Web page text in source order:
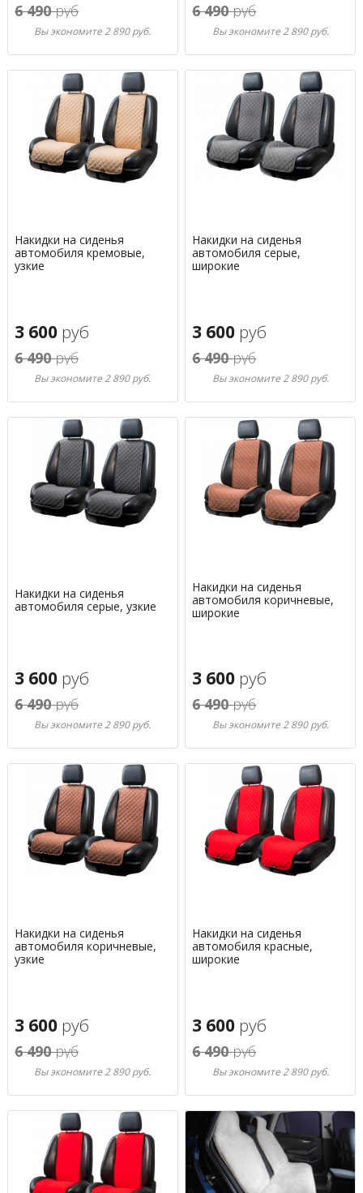
6 490руб
Вы экономите 2 890 руб.
6 490руб
Вы экономите 2 890 руб.
Накидки на сиденья
автомобиля кремовые,
узкие
3 600 руб
6 490руб
Вы экономите 2 890 руб.
Накидки на сиденья
автомобиля серые,
широкие
3 600 руб
6 490руб
Вы экономите 2 890 руб.
Накидки на сиденья
автомобиля серые, узкие
3 600 руб
6 490руб
Вы экономите 2 890 руб.
Накидки на сиденья
автомобиля коричневые,
широкие
3 600 руб
6 490руб
Вы экономите 2 890 руб.
Накидки на сиденья
автомобиля коричневые,
узкие
3 600 руб
6 490руб
Вы экономите 2 890 руб.
Накидки на сиденья
автомобиля красные,
широкие
3 600 руб
6 490руб
Вы экономите 2 890 руб.